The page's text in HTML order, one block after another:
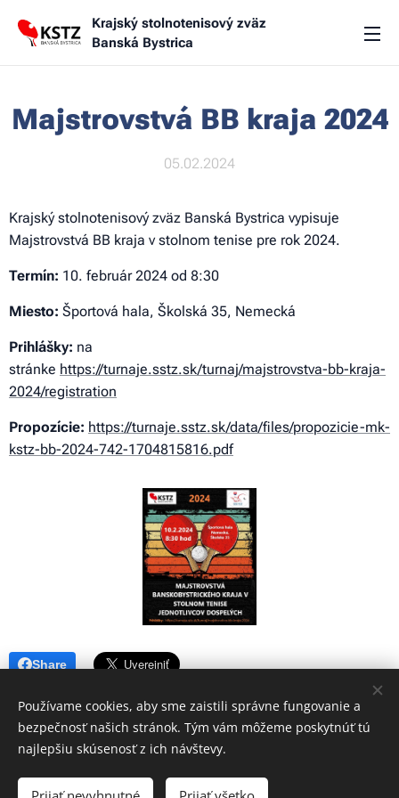
Krajský stolnotenisový zväz
Banská Bystrica
Majstrovstvá BB kraja 2024
05.02.2024
Krajský stolnotenisový zväz Banská Bystrica vypisuje
Majstrovstvá BB kraja v stolnom tenise pre rok 2024.
Termín: 10. február 2024 od 8:30
Miesto: Športová hala, Školská 35, Nemecká
Prihlášky: na
stránke https://turnaje.sstz.sk/turnaj/majstrovstva-bb-kraja-
2024/registration
Propozície: https://turnaje.sstz.sk/data/files/propozicie-mk-
kstz-bb-2024-742-1704815816.pdf
Share
Používame cookies, aby sme zaistili správne fungovanie a
bezpečnosť našich stránok. Tým vám môžeme poskytnúť tú
najlepšiu skúsenosť z ich návštevy.